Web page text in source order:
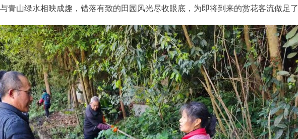
青山绿水相映成趣，错落有致的田园风光尽收眼底，为即将到来的赏花客流做足了